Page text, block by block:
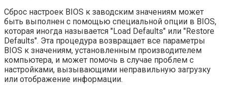
Сброс настроек BIOS к заводским значениям может
быть выполнен с помощью специальной опции в BIOS,
которая иногда называется "Load Defaults" или "Restore
Defaults". Эта процедура возвращает все параметры
BIOS к значениям, установленным производителем
компьютера, и может помочь в случае проблем с
настройками, вызывающими неправильную загрузку
или отображение информации.